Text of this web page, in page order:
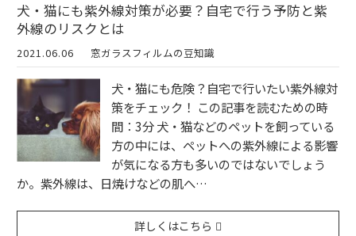
犬・猫にも紫外線対策が必要？自宅で行う予防と紫
外線のリスクとは
2021.06.06 窓ガラスフィルムの豆知識
犬・猫にも危険？自宅で行いたい紫外線対
策をチェック！ この記事を読むための時
間：3分 犬・猫などのペットを飼っている
方の中には、ペットへの紫外線による影響
が気になる方も多いのではないでしょう
か。紫外線は、日焼けなどの肌へ…
詳しくはこちら